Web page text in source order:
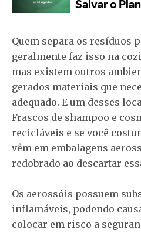
Quem separa os resíduos
geralmente faz isso na
mas existem outros
gerados materiais que
adequado. E um desses
Frascos de shampoo e
recicláveis e se você
vêm em embalagens
redobrado ao descartar
Os aerossóis possuem
inflamáveis, podendo
colocar em risco a